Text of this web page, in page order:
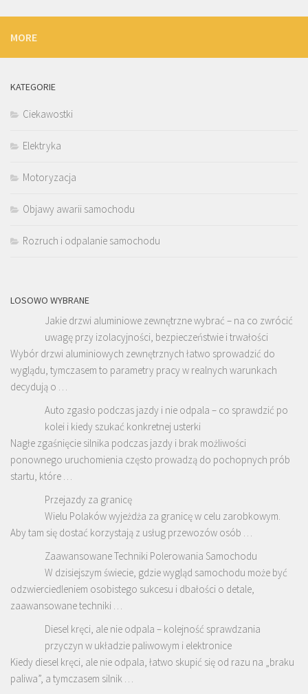
MORE
KATEGORIE
Ciekawostki
Elektryka
Motoryzacja
Objawy awarii samochodu
Rozruch i odpalanie samochodu
LOSOWO WYBRANE
Jakie drzwi aluminiowe zewnętrzne wybrać – na co zwrócić
uwagę przy izolacyjności, bezpieczeństwie i trwałości
Wybór drzwi aluminiowych zewnętrznych łatwo sprowadzić do
wyglądu, tymczasem to parametry pracy w realnych warunkach
decydują o …
Auto zgasło podczas jazdy i nie odpala – co sprawdzić po
kolei i kiedy szukać konkretnej usterki
Nagłe zgaśnięcie silnika podczas jazdy i brak możliwości
ponownego uruchomienia często prowadzą do pochopnych prób
startu, które …
Przejazdy za granicę
Wielu Polaków wyjeżdża za granicę w celu zarobkowym.
Aby tam się dostać korzystają z usług przewozów osób …
Zaawansowane Techniki Polerowania Samochodu
W dzisiejszym świecie, gdzie wygląd samochodu może być
odzwierciedleniem osobistego sukcesu i dbałości o detale,
zaawansowane techniki …
Diesel kręci, ale nie odpala – kolejność sprawdzania
przyczyn w układzie paliwowym i elektronice
Kiedy diesel kręci, ale nie odpala, łatwo skupić się od razu na „braku
paliwa”, a tymczasem silnik …